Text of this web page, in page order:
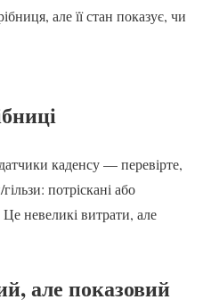
але її стан показує, чи
каденсу — перевірте,
потріскані або
Це невеликі витрати, але
але показовий